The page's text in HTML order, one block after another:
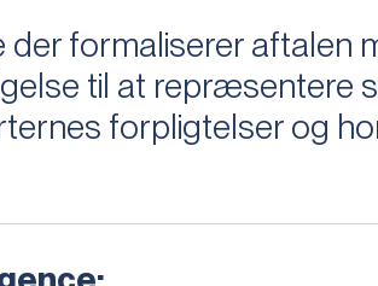
der formaliserer
til at repræsentere
forpligtelser og